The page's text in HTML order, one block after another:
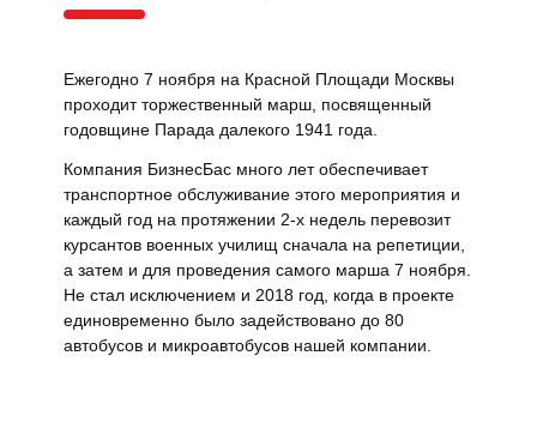
Ежегодно 7 ноября на Красной Площади Москвы
проходит торжественный марш, посвященный
годовщине Парада далекого 1941 года.
Компания БизнесБас много лет обеспечивает
транспортное обслуживание этого мероприятия и
каждый год на протяжении 2-х недель перевозит
курсантов военных училищ сначала на репетиции,
а затем и для проведения самого марша 7 ноября.
Не стал исключением и 2018 год, когда в проекте
единовременно было задействовано до 80
автобусов и микроавтобусов нашей компании.